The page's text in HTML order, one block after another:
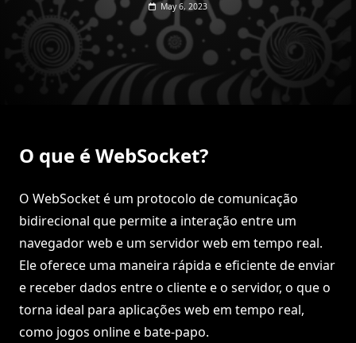
May 6, 2023
O que é WebSocket?
O WebSocket é um protocolo de comunicação
bidirecional que permite a interação entre um
navegador web e um servidor web em tempo real.
Ele oferece uma maneira rápida e eficiente de enviar
e receber dados entre o cliente e o servidor, o que o
torna ideal para aplicações web em tempo real,
como jogos online e bate-papo.